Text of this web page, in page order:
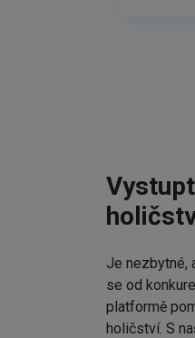
Je nezbytné,
se od
platformě
holičství. S